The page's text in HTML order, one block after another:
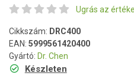
Ugrás az
Cikkszám: DRC400
EAN: 5999561420400
Gyártó: Dr. Chen
Készleten